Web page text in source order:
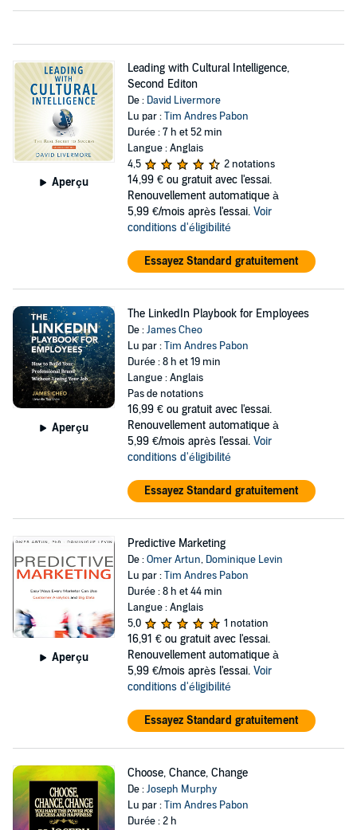
Aperçu
Leading with Cultural Intelligence,
Second Editon
De : David Livermore
Lu par :Tim Andres Pabon
Durée : 7 h et 52 min
Langue : Anglais
4,5
2 notations
14,99 € ou gratuit avec l'essai.
Renouvellement automatique à
5,99 €/mois après l'essai. Voir
conditions d'éligibilité
Essayez Standard gratuitement
Aperçu
The LinkedIn Playbook for Employees
De :James Cheo
Lu par :Tim Andres Pabon
Durée : 8 h et 19 min
Langue : Anglais
Pas de notations
16,99 € ou gratuit avec l'essai.
Renouvellement automatique à
5,99 €/mois après l'essai. Voir
conditions d'éligibilité
Essayez Standard gratuitement
Aperçu
Predictive Marketing
De :Omer Artun, Dominique Levin
Lu par :Tim Andres Pabon
Durée : 8 h et 44 min
Langue : Anglais
5,0
1 notation
16,91 € ou gratuit avec l'essai.
Renouvellement automatique à
5,99 €/mois après l'essai. Voir
conditions d'éligibilité
Essayez Standard gratuitement
Choose, Chance, Change
De :Joseph Murphy
Lu par :Tim Andres Pabon
Durée : 2 h